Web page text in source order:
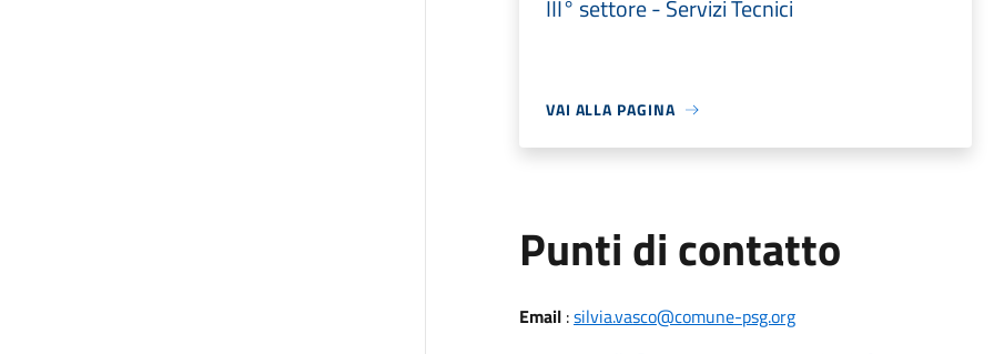
III° settore - Servizi Tecnici
VAI ALLA PAGINA
Punti di contatto
Email:silvia.vasco@comune-psg.org